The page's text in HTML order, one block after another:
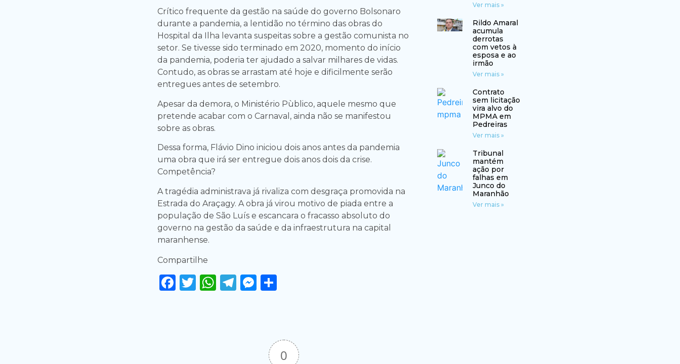
Crítico frequente da gestão na saúde do governo Bolsonaro
durante a pandemia, a lentidão no término das obras do
Hospital da Ilha levanta suspeitas sobre a gestão comunista no
setor. Se tivesse sido terminado em 2020, momento do início
da pandemia, poderia ter ajudado a salvar milhares de vidas.
Contudo, as obras se arrastam até hoje e dificilmente serão
entregues antes de setembro.
Apesar da demora, o Ministério Pùblico, aquele mesmo que
pretende acabar com o Carnaval, ainda não se manifestou
sobre as obras.
Dessa forma, Flávio Dino iniciou dois anos antes da pandemia
uma obra que irá ser entregue dois anos dois da crise.
Competência?
A tragédia administrava já rivaliza com desgraça promovida na
Estrada do Araçagy. A obra já virou motivo de piada entre a
população de São Luís e escancara o fracasso absoluto do
governo na gestão da saúde e da infraestrutura na capital
maranhense.
Compartilhe
Facebook
Twitter
WhatsApp
Telegram
Messenger
0
Ver mais »
Rildo Amaral
acumula
derrotas
com vetos à
esposa e ao
irmão
Ver mais »
Contrato
sem licitação
vira alvo do
MPMA em
Pedreiras
Ver mais »
Tribunal
mantém
ação por
falhas em
Junco do
Maranhão
Ver mais »